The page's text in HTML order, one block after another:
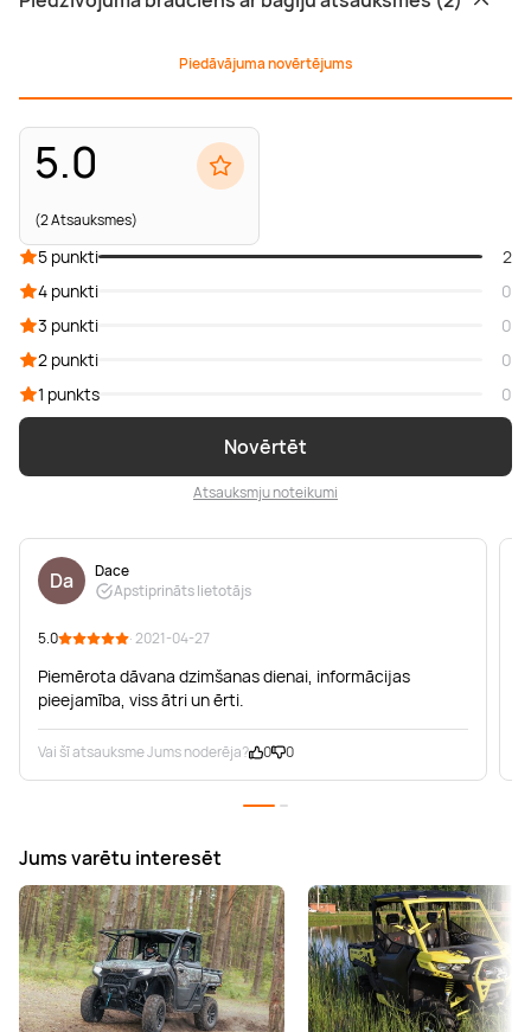
Piedāvājuma novērtējums
5.0
(2 Atsauksmes)
Novērtēt
Atsauksmju noteikumi
5 punkti
2
4 punkti
0
3 punkti
0
2 punkti
0
1 punkts
0
Da
Dace
Apstiprināts lietotājs
5.0 · 2021-04-27
Piemērota dāvana dzimšanas dienai, informācijas
pieejamība, viss ātri un ērti.
Vai šī atsauksme Jums noderēja? 0 0
Jums varētu interesēt